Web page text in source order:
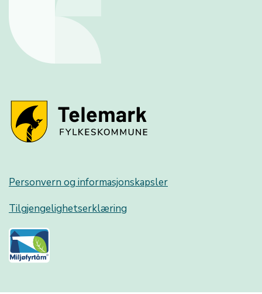
Personvern og informasjonskapsler
Tilgjengelighetserklæring